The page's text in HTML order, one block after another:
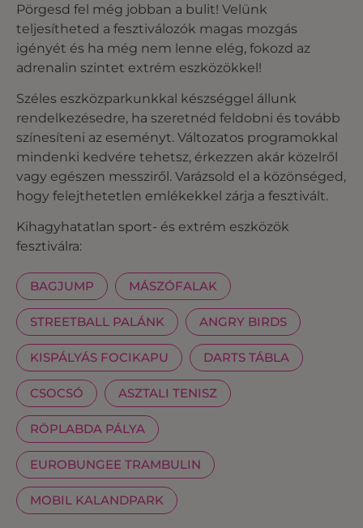
Pörgesd fel még jobban a bulit! Velünk
teljesítheted a fesztiválozók magas mozgás
igényét és ha még nem lenne elég, fokozd az
adrenalin szintet extrém eszközökkel!
Széles eszközparkunkkal készséggel állunk
rendelkezésedre, ha szeretnéd feldobni és tovább
színesíteni az eseményt. Változatos programokkal
mindenki kedvére tehetsz, érkezzen akár közelről
vagy egészen messziről. Varázsold el a közönséged,
hogy felejthetetlen emlékekkel zárja a fesztivált.
Kihagyhatatlan sport- és extrém eszközök
fesztiválra:
BAGJUMP MÁSZÓFALAK
STREETBALL PALÁNK ANGRY BIRDS
KISPÁLYÁS FOCIKAPU DARTS TÁBLA
CSOCSÓ ASZTALI TENISZ
RÖPLABDA PÁLYA
EUROBUNGEE TRAMBULIN
MOBIL KALANDPARK